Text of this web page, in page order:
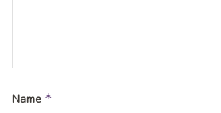
Name *